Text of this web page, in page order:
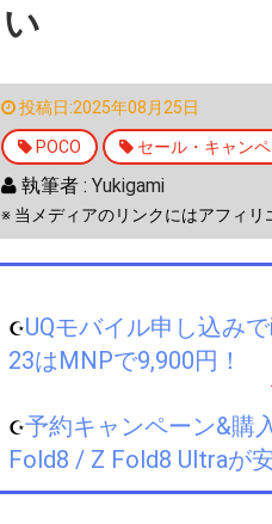
い
投稿日:2025年08月25日
POCO セール・キャン
執筆者 : Yukigami
※ 当メディアのリンクにはアフィ
☪️UQモバイル申し込み
23はMNPで9,900円！
☪️予約キャンペーン&購
Fold8 / Z Fold8 Ultraが